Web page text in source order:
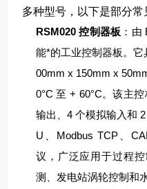
多种型号，以下是部分常
RSM020 控制器板 ：
能*的工业控制器板。
00mm x 150mm x
0°C 至 + 60°C。该主
输出、4 个模拟输入和
U、Modbus TCP、
议，广泛应用于过程
测、发电站涡轮控制和